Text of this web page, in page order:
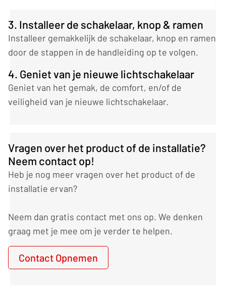
3. Installeer de schakelaar, knop & ramen
Installeer gemakkelijk de schakelaar, knop en ramen
door de stappen in de handleiding op te volgen.
4. Geniet van je nieuwe lichtschakelaar
Geniet van het gemak, de comfort, en/of de
veiligheid van je nieuwe lichtschakelaar.
Vragen over het product of de installatie?
Neem contact op!
Heb je nog meer vragen over het product of de
installatie ervan?
Neem dan gratis contact met ons op. We denken
graag met je mee om je verder te helpen.
Contact Opnemen